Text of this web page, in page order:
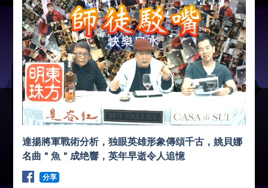
達揚將軍戰術分析，独眼英雄形象傳頌千古，姚貝娜
名曲＂魚＂成绝響，英年早逝令人追憶
分享